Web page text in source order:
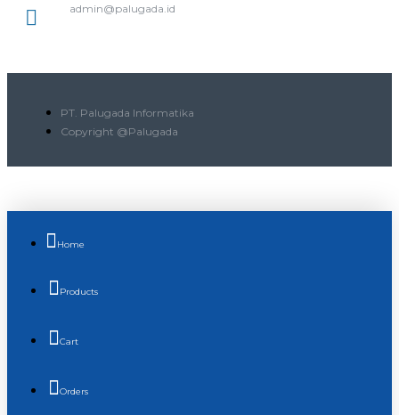
admin@palugada.id
PT. Palugada Informatika
Copyright @Palugada
Home
Products
Cart
Orders